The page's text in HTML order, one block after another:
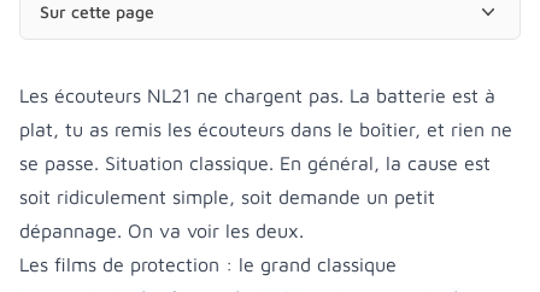
Sur cette page
Les écouteurs NL21 ne chargent pas. La batterie est à
plat, tu as remis les écouteurs dans le boîtier, et rien ne
se passe. Situation classique. En général, la cause est
soit ridiculement simple, soit demande un petit
dépannage. On va voir les deux.
Les films de protection : le grand classique